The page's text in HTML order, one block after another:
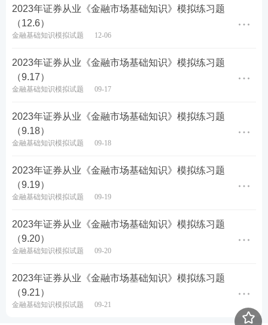
2023年证券从业《金融市场基础知识》模拟练习题
（12.6）
金融基础知识模拟试题 12-06
2023年证券从业《金融市场基础知识》模拟练习题
（9.17）
金融基础知识模拟试题 09-17
2023年证券从业《金融市场基础知识》模拟练习题
（9.18）
金融基础知识模拟试题 09-18
2023年证券从业《金融市场基础知识》模拟练习题
（9.19）
金融基础知识模拟试题 09-19
2023年证券从业《金融市场基础知识》模拟练习题
（9.20）
金融基础知识模拟试题 09-20
2023年证券从业《金融市场基础知识》模拟练习题
（9.21）
金融基础知识模拟试题 09-21